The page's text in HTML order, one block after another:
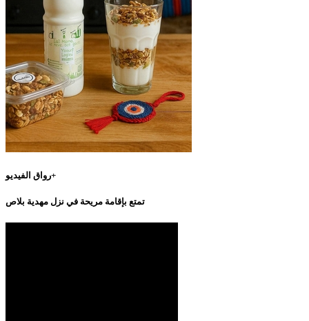
رواق الفيديو+
تمتع بإقامة مريحة في نزل مهدية بلاص